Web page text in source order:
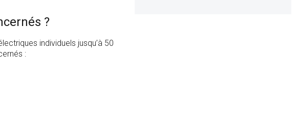
?
individuels jusqu’à 50
: